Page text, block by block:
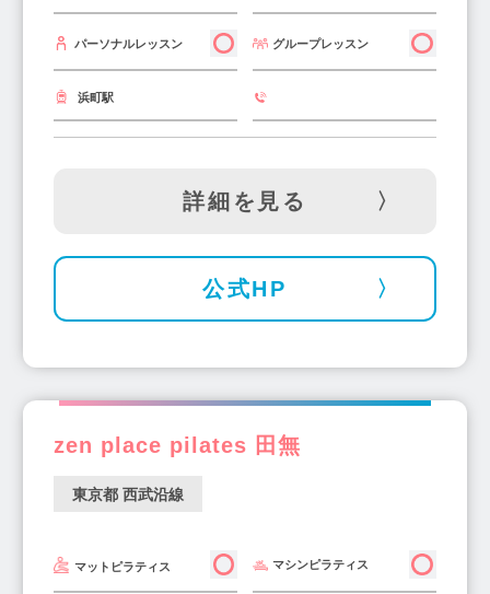
パーソナルレッスン グループレッスン
浜町駅
詳細を見る
公式HP
zen place pilates 田無
東京都 西武沿線
マットピラティス マシンピラティス